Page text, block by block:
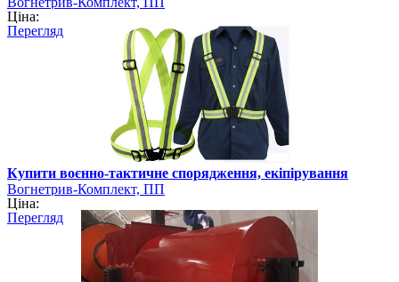
Ціна:
Перегляд
Купити воєнно-тактичне спорядження, екіпірування
Вогнетрив-Комплект, ПП
Ціна:
Перегляд